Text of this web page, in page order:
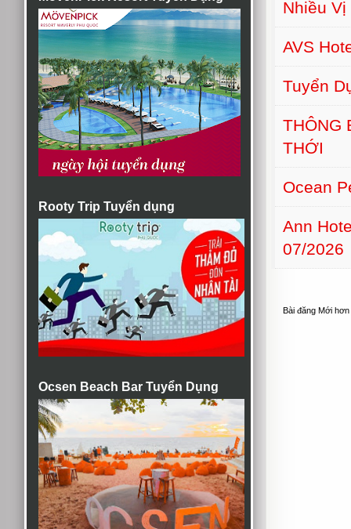
Rooty Trip Tuyển dụng
Ocsen Beach Bar Tuyển Dụng
Nhiều Vị
AVS
Tuyển
THÔNG
THỚI
Ocean
Ann
07/2026
Bài đăng Mới hơn